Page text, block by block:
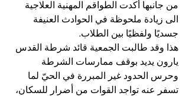
من جانبها أكدت الطواقم المهنية العلاجية
الى زيادة ملحوظة في الحوادث العنيفة
جسديًا ولفظيًا بين الطلاب.
هذا وقد طالبت الجمعية قائد شرطة القدس
يارون يديد بوقف ممارسات الشرطة
وحرس الحدود غير المبررة في الحيّ لما
تسفر عنه تواجد القوات من أضرار للسكان،